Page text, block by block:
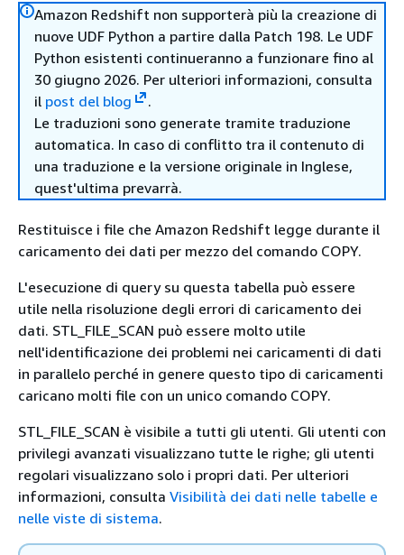
Amazon Redshift non supporterà più la creazione di
nuove UDF Python a partire dalla Patch 198. Le UDF
Python esistenti continueranno a funzionare fino al
30 giugno 2026. Per ulteriori informazioni, consulta
il post del blog
.
Le traduzioni sono generate tramite traduzione
automatica. In caso di conflitto tra il contenuto di
una traduzione e la versione originale in Inglese,
quest'ultima prevarrà.
Restituisce i file che Amazon Redshift legge durante il
caricamento dei dati per mezzo del comando COPY.
L'esecuzione di query su questa tabella può essere
utile nella risoluzione degli errori di caricamento dei
dati. STL_FILE_SCAN può essere molto utile
nell'identificazione dei problemi nei caricamenti di dati
in parallelo perché in genere questo tipo di caricamenti
caricano molti file con un unico comando COPY.
STL_FILE_SCAN è visibile a tutti gli utenti. Gli utenti con
privilegi avanzati visualizzano tutte le righe; gli utenti
regolari visualizzano solo i propri dati. Per ulteriori
informazioni, consulta Visibilità dei dati nelle tabelle e
nelle viste di sistema.